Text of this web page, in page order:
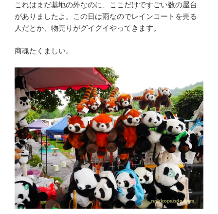
これはまだ基地の外なのに、ここだけですごい数の屋台
がありましたよ。この日は雨なのでレインコートを売る
人だとか、物売りがグイグイやってきます。
商魂たくましい。